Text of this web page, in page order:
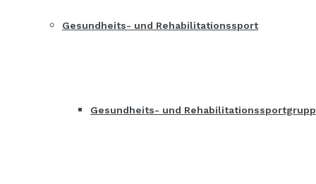
Gesundheits- und Rehabilitationssport
Gesundheits- und